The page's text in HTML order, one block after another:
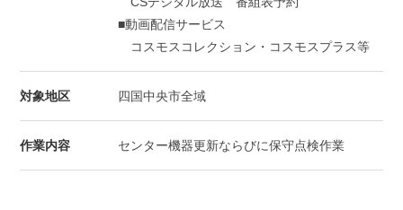
■動画配信サービス
コスモスコレクション・コスモスプラス等
対象地区 四国中央市全域
作業内容 センター機器更新ならびに保守点検作業